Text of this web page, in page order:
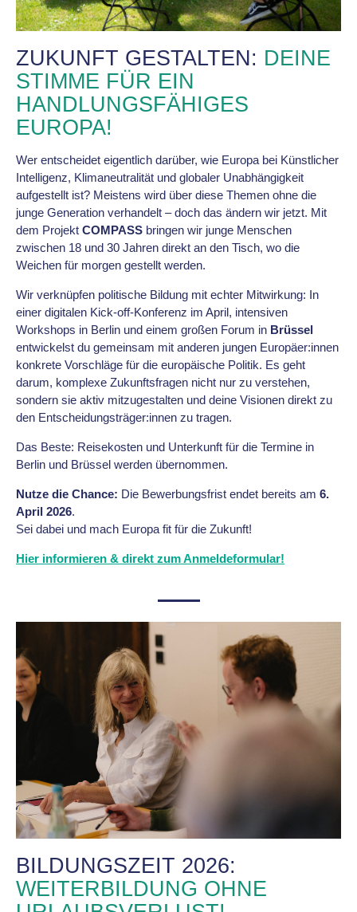
ZUKUNFT GESTALTEN: DEINE
STIMME FÜR EIN
HANDLUNGSFÄHIGES
EUROPA!
Wer entscheidet eigentlich darüber, wie Europa bei Künstlicher
Intelligenz, Klimaneutralität und globaler Unabhängigkeit
aufgestellt ist? Meistens wird über diese Themen ohne die
junge Generation verhandelt – doch das ändern wir jetzt. Mit
dem Projekt COMPASS bringen wir junge Menschen
zwischen 18 und 30 Jahren direkt an den Tisch, wo die
Weichen für morgen gestellt werden.
Wir verknüpfen politische Bildung mit echter Mitwirkung: In
einer digitalen Kick-off-Konferenz im April, intensiven
Workshops in Berlin und einem großen Forum in Brüssel
entwickelst du gemeinsam mit anderen jungen Europäer:innen
konkrete Vorschläge für die europäische Politik. Es geht
darum, komplexe Zukunftsfragen nicht nur zu verstehen,
sondern sie aktiv mitzugestalten und deine Visionen direkt zu
den Entscheidungsträger:innen zu tragen.
Das Beste: Reisekosten und Unterkunft für die Termine in
Berlin und Brüssel werden übernommen.
Nutze die Chance: Die Bewerbungsfrist endet bereits am 6.
April 2026.
Sei dabei und mach Europa fit für die Zukunft!
Hier informieren & direkt zum Anmeldeformular!
BILDUNGSZEIT 2026:
WEITERBILDUNG OHNE